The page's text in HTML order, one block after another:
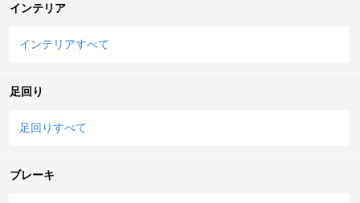
インテリア
インテリアすべて
足回り
足回りすべて
ブレーキ